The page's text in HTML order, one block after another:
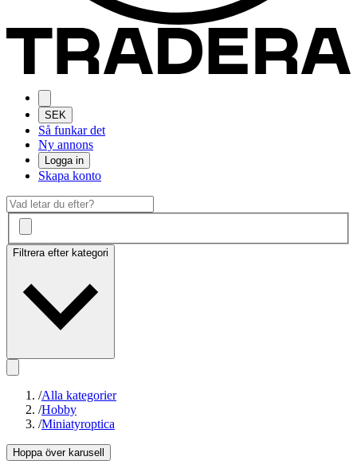
SEK
Så funkar det
Ny annons
Logga in
Skapa konto
Filtrera efter kategori
/Alla kategorier
/Hobby
/Miniatyroptica
Hoppa över karusell